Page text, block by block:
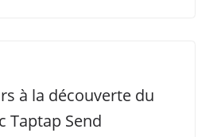
à la découverte du
Taptap Send